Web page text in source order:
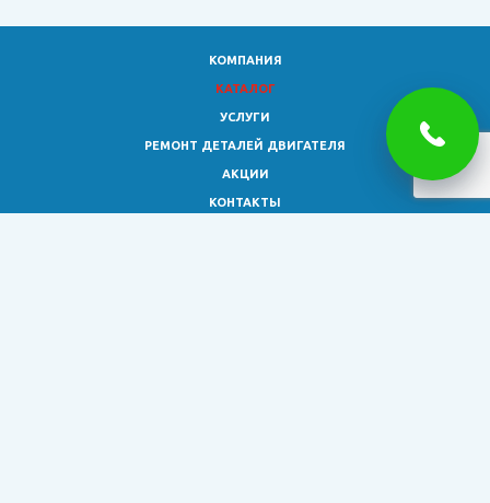
КОМПАНИЯ
КАТАЛОГ
УСЛУГИ
РЕМОНТ ДЕТАЛЕЙ ДВИГАТЕЛЯ
АКЦИИ
КОНТАКТЫ